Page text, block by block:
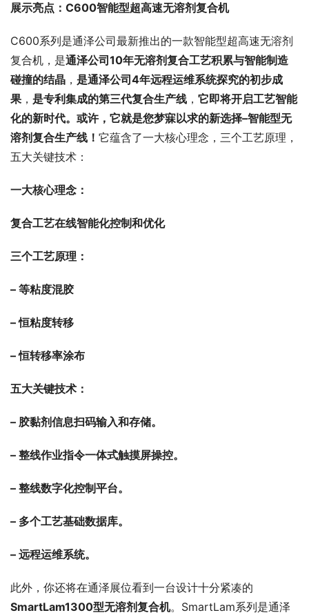
展示亮点：C600智能型超高速无溶剂复合机
C600系列是通泽公司最新推出的一款智能型超高速无溶剂
复合机，是通泽公司10年无溶剂复合工艺积累与智能制造
碰撞的结晶 ， 是通泽公司4年远程运维系统探究的初步成
果 ， 是专利集成的第三代复合生产线 ， 它即将开启工艺智能
化的新时代。 或许，它就是您梦寐以求的新选择–智能型无
溶剂复合生产线！ 它蕴含了一大核心理念，三个工艺原理，
五大关键技术：
一大核心理念：
复合工艺在线智能化控制和优化
三个工艺原理：
– 等粘度混胶
– 恒粘度转移
– 恒转移率涂布
五大关键技术：
– 胶黏剂信息扫码输入和存储。
– 整线作业指令一体式触摸屏操控。
– 整线数字化控制平台。
– 多个工艺基础数据库。
– 远程运维系统。
此外，你还将在通泽展位看到一台设计十分紧凑的
SmartLam1300型无溶剂复合机。SmartLam系列是通泽